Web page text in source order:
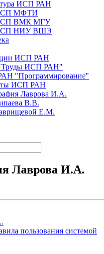
ИСП РАН
СП МФТИ
СП ВМК МГУ
СП НИУ ВШЭ
ИСП РАН
ИСП РАН"
"Программирование"
ИСП РАН
Лаврова И.А.
В.В.
Е.М.
Лаврова И.А.
пользования системой